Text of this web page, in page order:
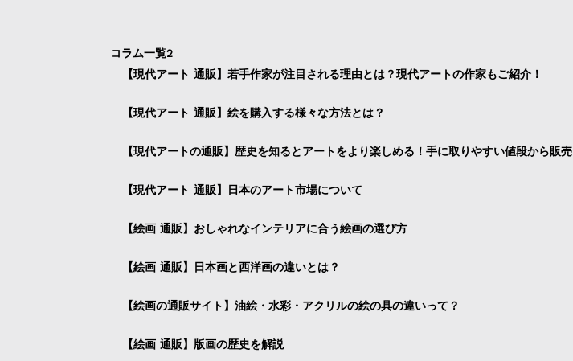
コラム一覧2
【現代アート 通販】若手作家が注目される理由とは？現代アートの作家もご紹介！
【現代アート 通販】絵を購入する様々な方法とは？
【現代アートの通販】歴史を知るとアートをより楽しめる！手に取りやすい値段から販売
【現代アート 通販】日本のアート市場について
【絵画 通販】おしゃれなインテリアに合う絵画の選び方
【絵画 通販】日本画と西洋画の違いとは？
【絵画の通販サイト】油絵・水彩・アクリルの絵の具の違いって？
【絵画 通販】版画の歴史を解説